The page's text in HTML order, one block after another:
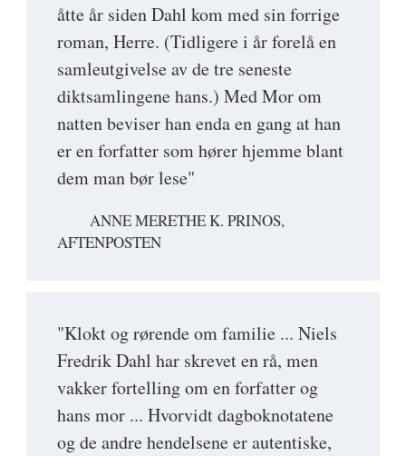
åtte år siden Dahl kom med sin forrige
roman, Herre. (Tidligere i år forelå en
samleutgivelse av de tre seneste
diktsamlingene hans.) Med Mor om
natten beviser han enda en gang at han
er en forfatter som hører hjemme blant
dem man bør lese"
ANNE MERETHE K. PRINOS,
AFTENPOSTEN
"Klokt og rørende om familie ... Niels
Fredrik Dahl har skrevet en rå, men
vakker fortelling om en forfatter og
hans mor ... Hvorvidt dagboknotatene
og de andre hendelsene er autentiske,